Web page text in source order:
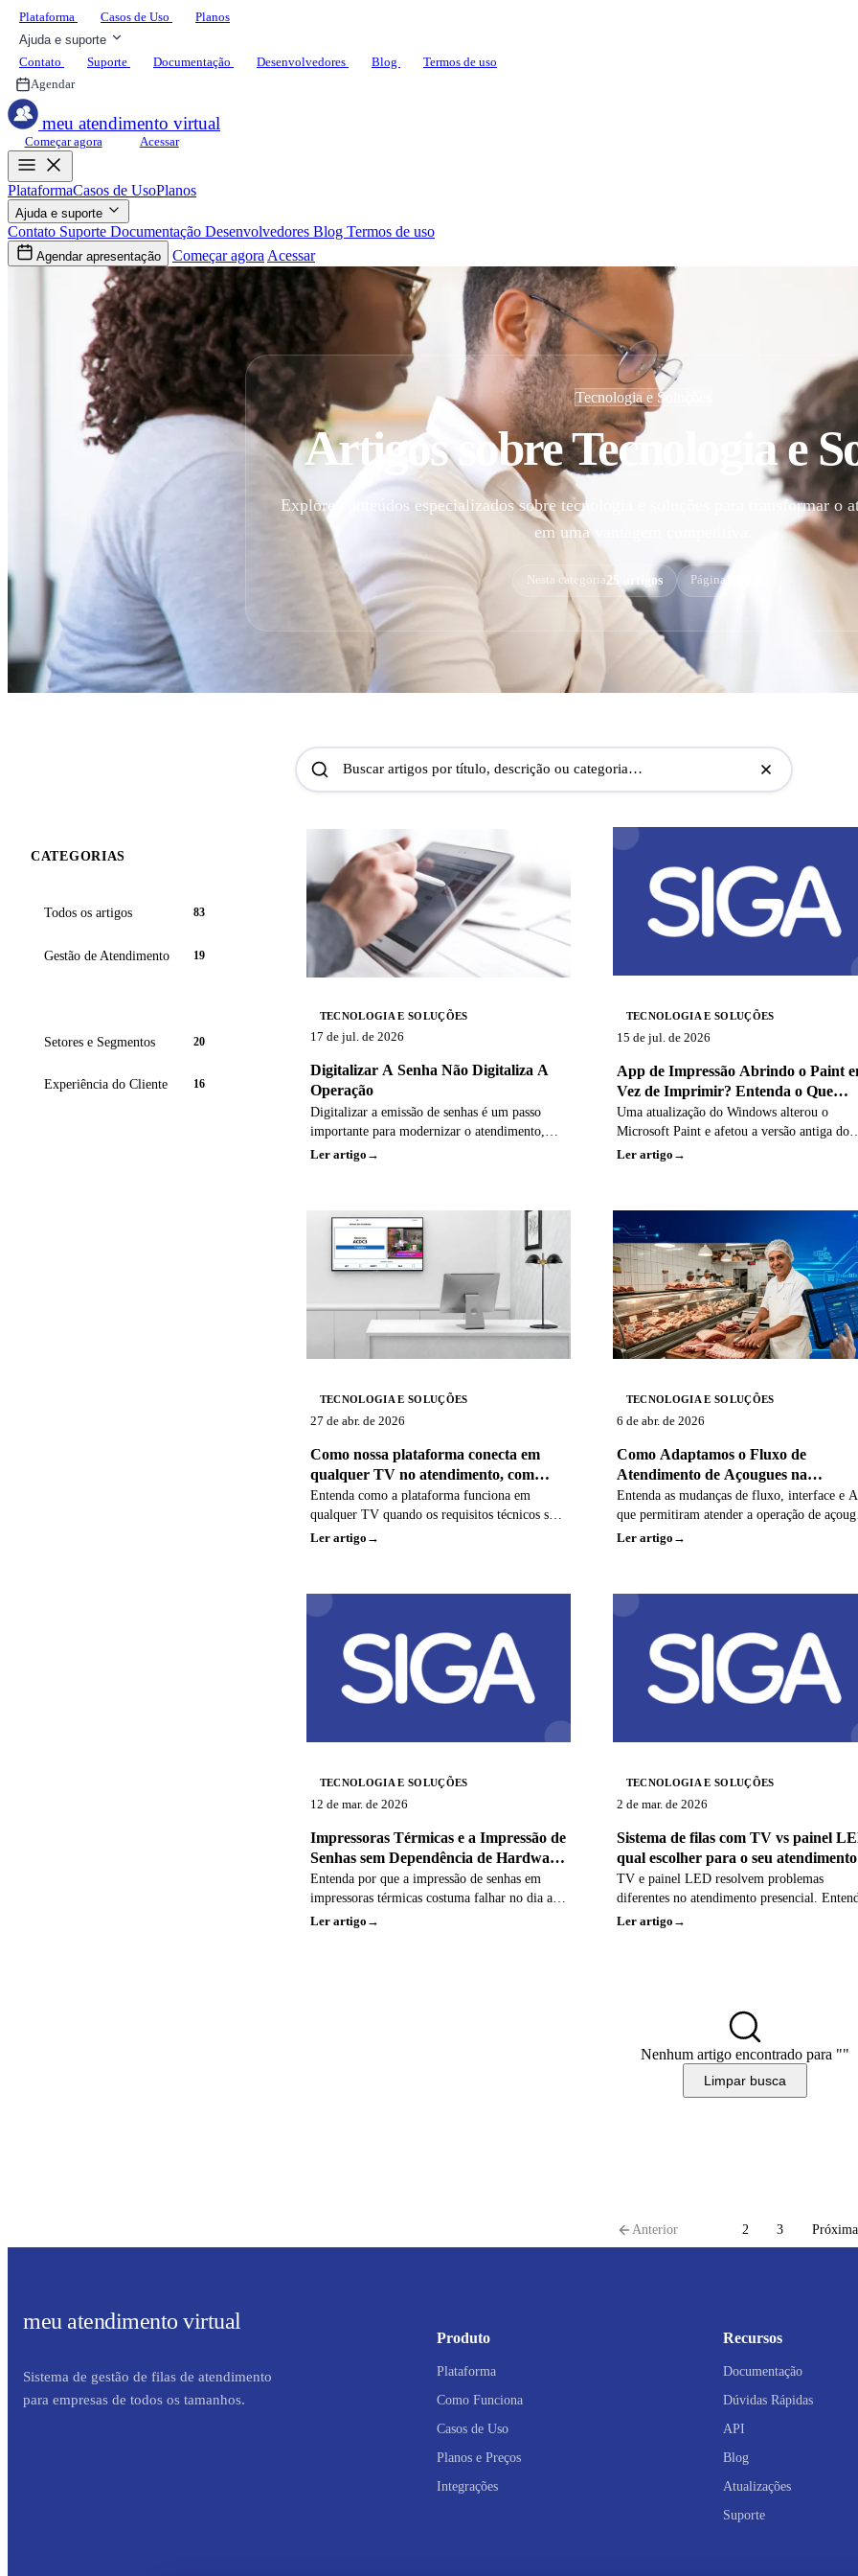
Plataforma Casos de Uso
Planos
Ajuda e suporte
Contato
Suporte Documentação Desenvolvedores Blog
Termos de uso
Agendar
meu atendimento virtual
Começar agora Acessar
PlataformaCasos de UsoPlanos
Ajuda e suporte
Contato Suporte Documentação Desenvolvedores Blog Termos de uso
Agendar apresentação Começar agora Acessar
Tecnologia e Soluções
Artigos sobre Tecnologia e
Explore conteúdos especializados sobre tecnologia e soluções para transformar o
em uma vantagem competitiva.
Nesta categoria25 artigos Página1 de 3
Buscar artigos
CATEGORIAS
Todos os artigos 83
Gestão de Atendimento 19
Setores e Segmentos 20
Experiência do Cliente 16
TECNOLOGIA E SOLUÇÕES
17 de jul. de 2026
Digitalizar A Senha Não Digitaliza A
Operação
Digitalizar a emissão de senhas é um passo
importante para modernizar o atendimento,
mas não significa que a operação tenha se
torna mais visíveis gargalos que já existiam.
Este artigo discute por que transformação
digital exige revisão de fluxos, padronização,
indicadores confiáveis e mudança cultural,
além de mostrar como soluções de gestão de
filas geram mais valor quando apoiam decisões
operacionais. O resultado é uma visão mais
estratégica sobre o papel da tecnologia na
construção de uma experiência de atendimento
Ler artigo
TECNOLOGIA E SOLUÇÕES
15 de jul. de 2026
App de Impressão Abrindo o Paint
Vez de Imprimir? Entenda o Que
Mudou e Como Resolver
Uma atualização do Windows alterou o
Microsoft Paint e afetou a versão antiga do
aplicativo de impressão de senhas, que
Impressão.
Ler artigo
TECNOLOGIA E SOLUÇÕES
27 de abr. de 2026
Como nossa plataforma conecta em
qualquer TV no atendimento, com
regras de estabilidade
Entenda como a plataforma funciona em
qualquer TV quando os requisitos técnicos são
respeitados, com exibição estável de chamadas,
Ler artigo
TECNOLOGIA E SOLUÇÕES
6 de abr. de 2026
Como Adaptamos o Fluxo de
Atendimento de Açougues na
Plataforma
Entenda as mudanças de fluxo, interface e
que permitiram atender a operação de
com mais velocidade e menos toque na tela.
Ler artigo
TECNOLOGIA E SOLUÇÕES
12 de mar. de 2026
Impressoras Térmicas e a Impressão de
Senhas sem Dependência de Hardware
Específico
Entenda por que a impressão de senhas em
impressoras térmicas costuma falhar no dia a
dia e o que mudou para tornar esse processo
Ler artigo
TECNOLOGIA E SOLUÇÕES
2 de mar. de 2026
Sistema de filas com TV vs painel
qual escolher para o seu atendimento
TV e painel LED resolvem problemas
diferentes no atendimento presencial.
os critérios práticos para escolher sem
Ler artigo
Nenhum artigo encontrado para ""
Limpar busca
Anterior 2 3 Próxima
meu atendimento virtual
Sistema de gestão de filas de atendimento
para empresas de todos os tamanhos.
Produto
Plataforma
Como Funciona
Casos de Uso
Planos e Preços
Integrações
Recursos
Documentação
Dúvidas Rápidas
API
Blog
Atualizações
Suporte